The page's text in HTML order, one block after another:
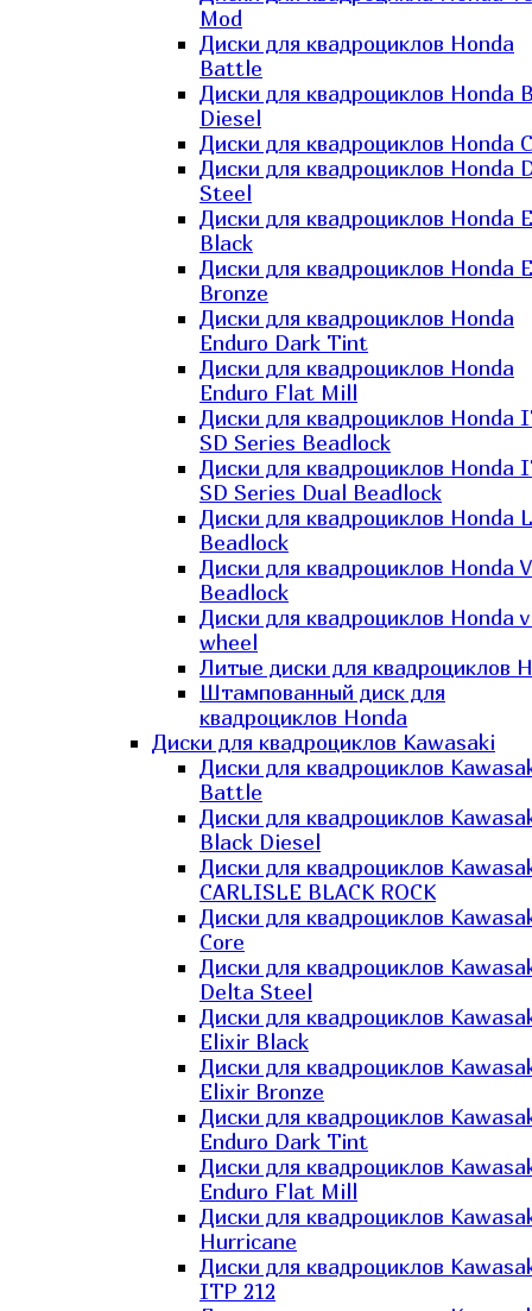
Mod
Диски для квадроциклов Honda
Battle
Диски для квадроциклов Honda
Diesel
Диски для квадроциклов Honda
Диски для квадроциклов Honda
Steel
Диски для квадроциклов Honda
Black
Диски для квадроциклов Honda
Bronze
Диски для квадроциклов Honda
Enduro Dark Tint
Диски для квадроциклов Honda
Enduro Flat Mill
Диски для квадроциклов Honda
SD Series Beadlock
Диски для квадроциклов Honda
SD Series Dual Beadlock
Диски для квадроциклов Honda
Beadlock
Диски для квадроциклов Honda
Beadlock
Диски для квадроциклов Honda
wheel
Литые диски для квадроциклов
Штампованный диск для
квадроциклов Honda
Диски для квадроциклов Kawasaki
Диски для квадроциклов
Battle
Диски для квадроциклов
Black Diesel
Диски для квадроциклов
CARLISLE BLACK ROCK
Диски для квадроциклов
Core
Диски для квадроциклов
Delta Steel
Диски для квадроциклов
Elixir Black
Диски для квадроциклов
Elixir Bronze
Диски для квадроциклов
Enduro Dark Tint
Диски для квадроциклов
Enduro Flat Mill
Диски для квадроциклов
Hurricane
Диски для квадроциклов
ITP 212